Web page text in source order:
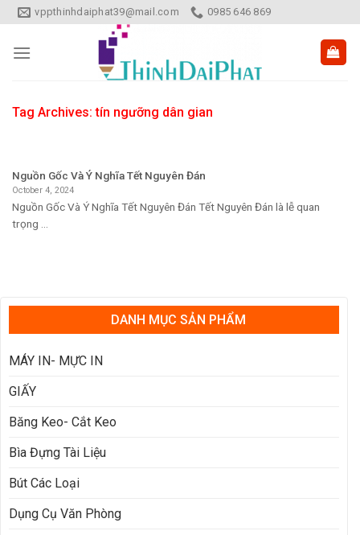
Skip
to
content
vppthinhdaiphat39@mail.com 0985 646 869
Tag Archives:tín ngưỡng dân gian
DANH MỤC SẢN PHẨM
MÁY IN- MỰC IN
GIẤY
Băng Keo- Cắt Keo
Bìa Đựng Tài Liệu
Bút Các Loại
Dụng Cụ Văn Phòng
Nguồn Gốc Và Ý Nghĩa Tết Nguyên Đán
October 4, 2024
Nguồn Gốc Và Ý Nghĩa Tết Nguyên Đán Tết Nguyên Đán là lễ quan
trọng ...